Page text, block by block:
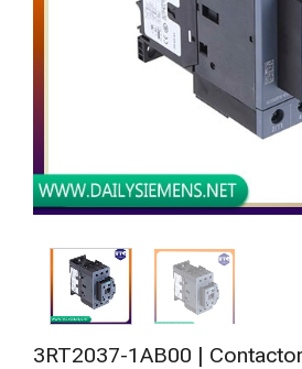
3RT2037-1AB00 |